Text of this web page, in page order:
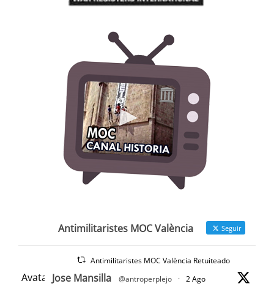
Antimilitaristes MOC València Seguir
Antimilitaristes MOC València Retuiteado
Avatar Jose Mansilla @antroperplejo · 2 Ago